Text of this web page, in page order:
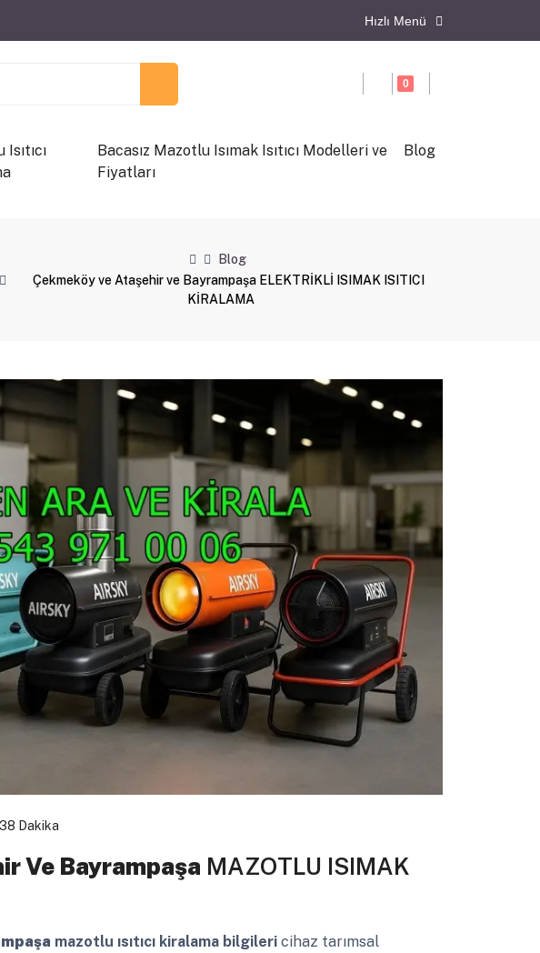
Hızlı Menü
0
Bacasız Mazotlu Isımak Isıtıcı Modelleri ve
Fiyatları
Blog
Blog
Çekmeköy ve Ataşehir ve Bayrampaşa ELEKTRİKLİ ISIMAK ISITICI
KİRALAMA
Dakika
Ve Bayrampaşa MAZOTLU ISIMAK
mazotlu ısıtıcı kiralama bilgilericihaz tarımsal